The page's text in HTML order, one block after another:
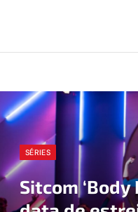
SÉRIES
Sitcom ‘Body